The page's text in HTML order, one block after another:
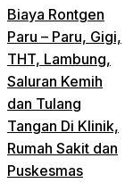
Biaya Rontgen
Paru – Paru, Gigi,
THT, Lambung,
Saluran Kemih
dan Tulang
Tangan Di Klinik,
Rumah Sakit dan
Puskesmas